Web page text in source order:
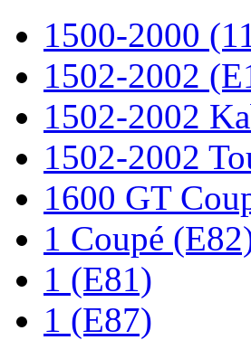
1500-2000
1502-2002
1502-2002
1502-2002
1600 GT
1 Coupé
1 (E81)
1 (E87)